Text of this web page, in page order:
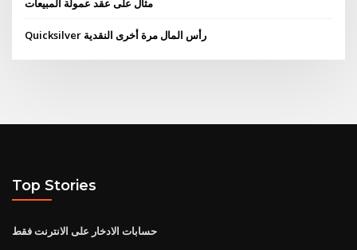
مثال على عقد عمولة المبيعات
Quicksilver رأس المال مرة أخرى النقدية
Top Stories
حسابات الادخار على الانترنت فقط